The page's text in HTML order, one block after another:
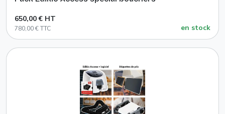
650,00 € HT
780,00 € TTC en stock